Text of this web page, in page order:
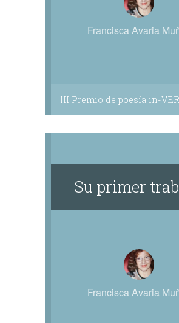
Francisca Avaria
III Premio de poesía in-
Su primer
Francisca Avaria